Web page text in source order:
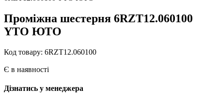
Проміжна шестерня 6RZT12.060100
YTO ЮТО
Код товару: 6RZT12.060100
Є в наявності
Дізнатись у менеджера